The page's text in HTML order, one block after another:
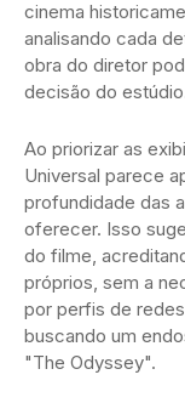
cinema
analisando cada
obra do diretor
decisão do
Ao priorizar as
Universal parece
profundidade das
oferecer. Isso
do filme,
próprios, sem a
por perfis de
buscando um
"The Odyssey".